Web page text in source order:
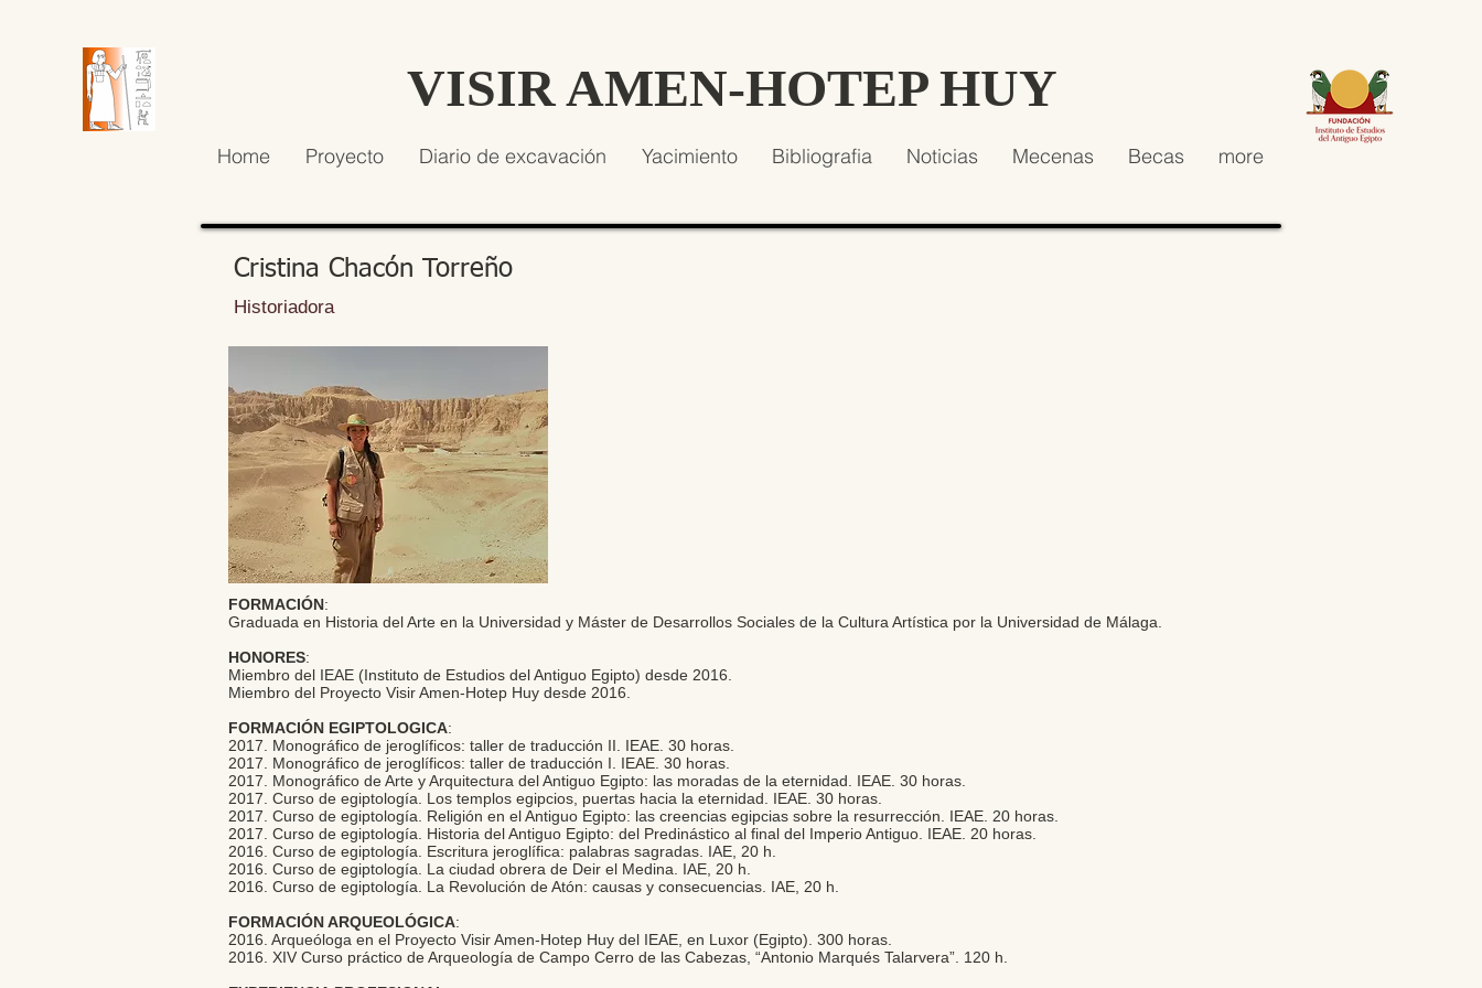
VISIR AMEN-HOTEP HUY
Home Proyecto Diario de excavación Yacimiento Bibliografia Noticias Mecenas Becas more
Cristina Chacón Torreño
Historiadora
FORMACIÓN:
Graduada en Historia del Arte en la Universidad y Máster de Desarrollos Sociales de la Cultura Artística por la Universidad de Málaga.
HONORES:
Miembro del IEAE (Instituto de Estudios del Antiguo Egipto) desde 2016.
Miembro del Proyecto Visir Amen-Hotep Huy desde 2016.
FORMACIÓN EGIPTOLOGICA:
2017. Monográfico de jeroglíficos: taller de traducción II. IEAE. 30 horas.
2017. Monográfico de jeroglíficos: taller de traducción I. IEAE. 30 horas.
2017. Monográfico de Arte y Arquitectura del Antiguo Egipto: las moradas de la eternidad. IEAE. 30 horas.
2017. Curso de egiptología. Los templos egipcios, puertas hacia la eternidad. IEAE. 30 horas.
2017. Curso de egiptología. Religión en el Antiguo Egipto: las creencias egipcias sobre la resurrección. IEAE. 20 horas.
2017. Curso de egiptología. Historia del Antiguo Egipto: del Predinástico al final del Imperio Antiguo. IEAE. 20 horas.
2016. Curso de egiptología. Escritura jeroglífica: palabras sagradas. IAE, 20 h.
2016. Curso de egiptología. La ciudad obrera de Deir el Medina. IAE, 20 h.
2016. Curso de egiptología. La Revolución de Atón: causas y consecuencias. IAE, 20 h.
FORMACIÓN ARQUEOLÓGICA:
2016. Arqueóloga en el Proyecto Visir Amen-Hotep Huy del IEAE, en Luxor (Egipto). 300 horas.
2016. XIV Curso práctico de Arqueología de Campo Cerro de las Cabezas, “Antonio Marqués Talarvera”. 120 h.